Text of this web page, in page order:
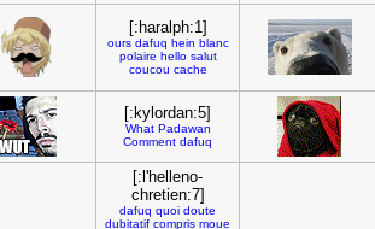
[:haralph:1]
ours dafuq hein blanc
polaire hello salut
coucou cache
[:kylordan:5]
What Padawan
Comment dafuq
[:l'helleno-
chretien:7]
dafuq quoi doute
dubitatif compris moue